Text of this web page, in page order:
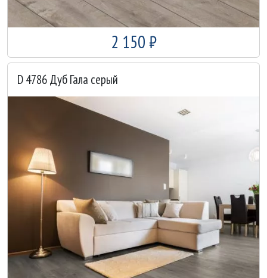
2 150 ₽
D 4786 Дуб Гала серый